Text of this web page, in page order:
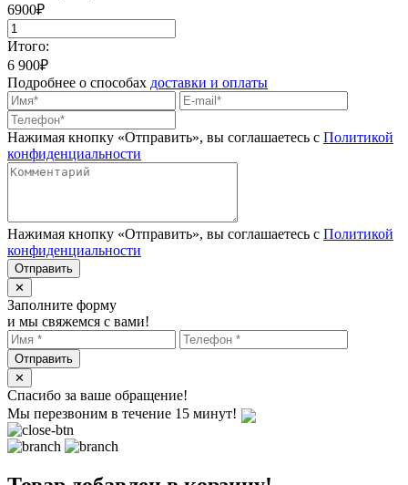
6900₽
Итого:
6 900₽
Подробнее о способах доставки и оплаты
Нажимая кнопку «Отправить», вы соглашаетесь с Политикой
конфиденциальности
Нажимая кнопку «Отправить», вы соглашаетесь с Политикой
конфиденциальности
✕
Заполните форму
и мы свяжемся с вами!
✕
Спасибо за ваше обращение!
Мы перезвоним в течение 15 минут!